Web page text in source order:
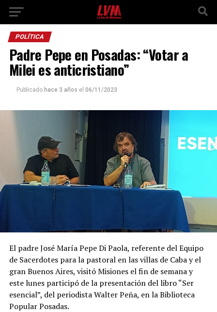
POLÍTICA
Padre Pepe en Posadas: “Votar a
Milei es anticristiano”
Publicado hace 3 años el 06/11/2023
El padre José María Pepe Di Paola, referente del Equipo
de Sacerdotes para la pastoral en las villas de Caba y el
gran Buenos Aires, visitó Misiones el fin de semana y
este lunes participó de la presentación del libro “Ser
esencial”, del periodista Walter Peña, en la Biblioteca
Popular Posadas.